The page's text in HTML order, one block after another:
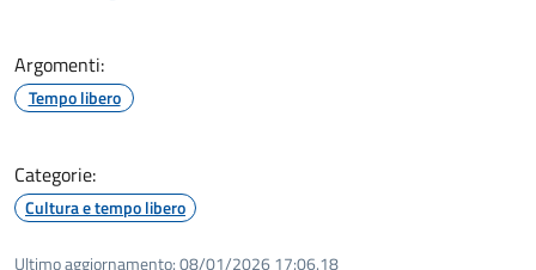
Argomenti:
Tempo libero
Categorie:
Cultura e tempo libero
Ultimo aggiornamento:08/01/2026 17:06.18